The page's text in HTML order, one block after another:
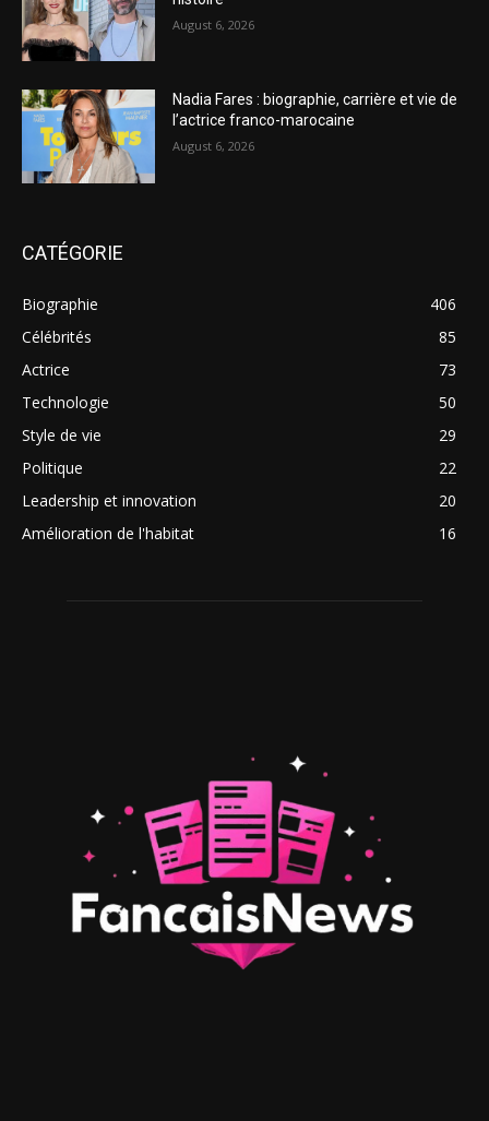
August 6, 2026
Nadia Fares : biographie, carrière et vie de
l’actrice franco-marocaine
August 6, 2026
CATÉGORIE
Biographie
406
Célébrités
85
Actrice
73
Technologie
50
Style de vie
29
Politique
22
Leadership et innovation
20
Amélioration de l'habitat
16